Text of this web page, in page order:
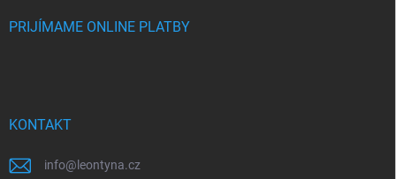
PRIJÍMAME ONLINE PLATBY
KONTAKT
info@ leontyna.cz